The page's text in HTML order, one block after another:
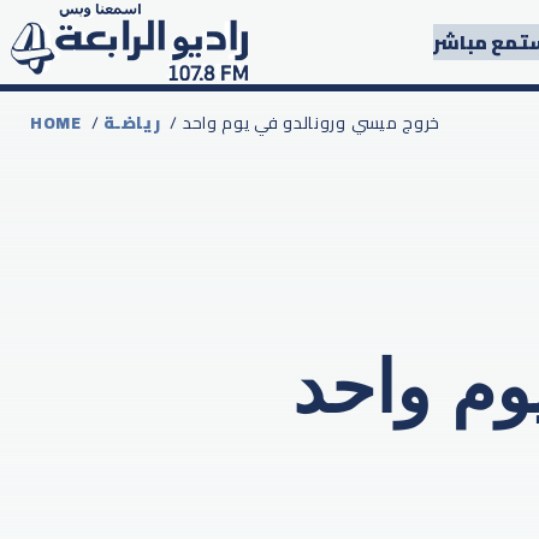
مباشر
HOME /رياضـة / خروج ميسي ورونالدو في يوم واحد
واحد